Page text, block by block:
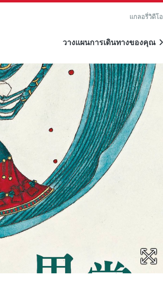
แกลอรี่วิดีโอ
วางแผนการเดินทางของคุณ
าย